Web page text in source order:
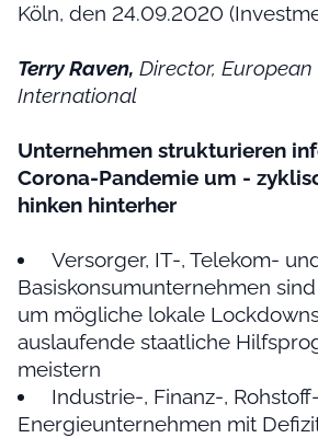
Köln, den 24.09.2020
Terry Raven, Director,
International
Unternehmen strukturieren
Corona-Pandemie um -
hinken hinterher
Versorger, IT-, Telekom-
Basiskonsumunternehmen
um mögliche lokale
auslaufende staatliche
meistern
Industrie-, Finanz-,
Energieunternehmen mit